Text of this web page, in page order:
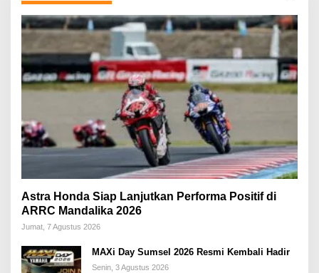
Astra Honda Siap Lanjutkan Performa Positif di
ARRC Mandalika 2026
Jumat, 7 Agustus 2026
MAXi Day Sumsel 2026 Resmi Kembali Hadir
Senin, 3 Agustus 2026